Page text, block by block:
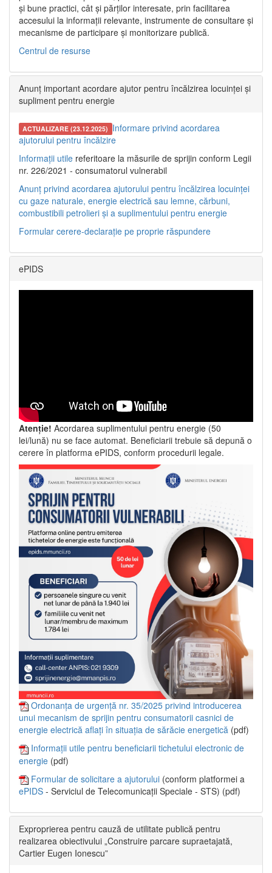
și bune practici, cât și părților interesate, prin facilitarea
accesului la informații relevante, instrumente de consultare și
mecanisme de participare și monitorizare publică.
Centrul de resurse
Anunț important acordare ajutor pentru încălzirea locuinței și
supliment pentru energie
ACTUALIZARE (23.12.2025) Informare privind acordarea
ajutorului pentru încălzire
Informații utile referitoare la măsurile de sprijin conform Legii
nr. 226/2021 - consumatorul vulnerabil
Anunț privind acordarea ajutorului pentru încălzirea locuinței
cu gaze naturale, energie electrică sau lemne, cărbuni,
combustibili petrolieri și a suplimentului pentru energie
Formular cerere-declarație pe proprie răspundere
ePIDS
Atenție! Acordarea suplimentului pentru energie (50
lei/lună) nu se face automat. Beneficiarii trebuie să depună o
cerere în platforma ePIDS, conform procedurii legale.
Ordonanța de urgență nr. 35/2025 privind introducerea
unui mecanism de sprijin pentru consumatorii casnici de
energie electrică aflați în situația de sărăcie energetică (pdf)
Informații utile pentru beneficiarii tichetului electronic de
energie (pdf)
Formular de solicitare a ajutorului (conform platformei a
ePIDS - Serviciul de Telecomunicații Speciale - STS) (pdf)
Exproprierea pentru cauză de utilitate publică pentru
realizarea obiectivului „Construire parcare supraetajată,
Cartier Eugen Ionescu”